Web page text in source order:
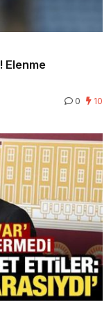
Elenme
0 10